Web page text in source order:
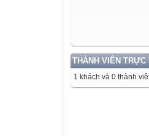
THÀNH VIÊN TRỰC
1 khách và 0 thành